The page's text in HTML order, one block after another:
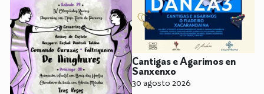
Cantigas e Agarimos en
Sanxenxo
30 agosto 2026